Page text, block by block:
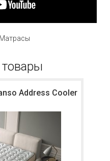
Матрасы
Address Cooler